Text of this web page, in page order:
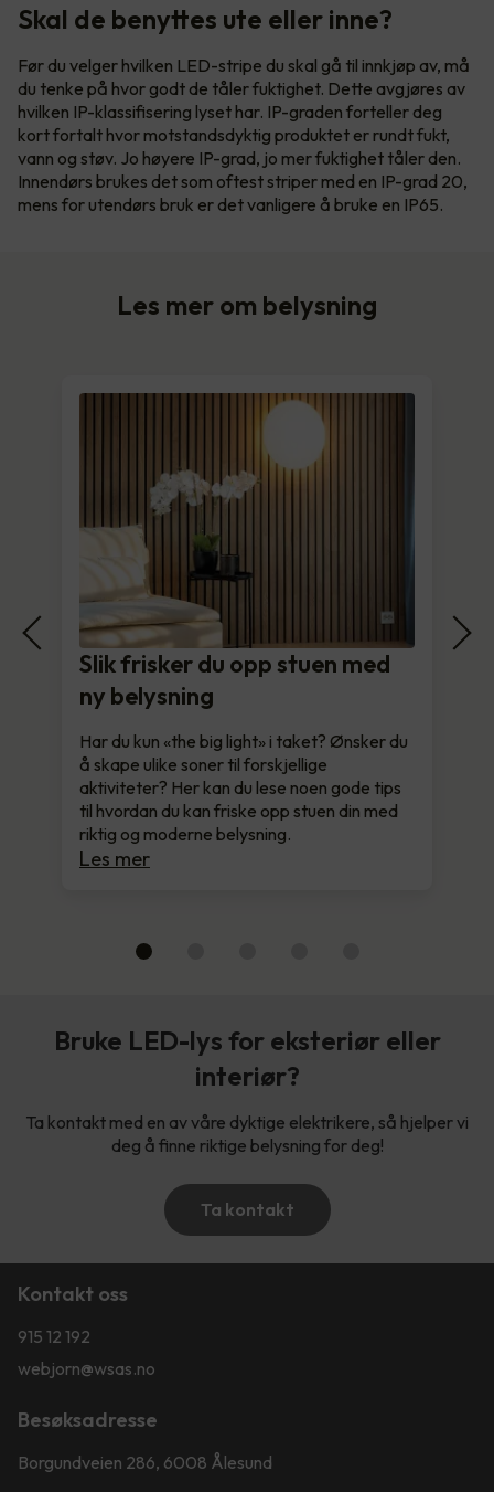
Skal de benyttes ute eller inne?
Før du velger hvilken LED-stripe du skal gå til innkjøp av, må
du tenke på hvor godt de tåler fuktighet. Dette avgjøres av
hvilken IP-klassifisering lyset har. IP-graden forteller deg
kort fortalt hvor motstandsdyktig produktet er rundt fukt,
vann og støv. Jo høyere IP-grad, jo mer fuktighet tåler den.
Innendørs brukes det som oftest striper med en IP-grad 20,
mens for utendørs bruk er det vanligere å bruke en IP65.
Les mer om belysning
Slik frisker du opp stuen med
ny belysning
Har du kun «the big light» i taket? Ønsker du
å skape ulike soner til forskjellige
aktiviteter? Her kan du lese noen gode tips
til hvordan du kan friske opp stuen din med
riktig og moderne belysning.
Les mer
Bruke LED-lys for eksteriør eller
interiør?
Ta kontakt med en av våre dyktige elektrikere, så hjelper vi
deg å finne riktige belysning for deg!
Ta kontakt
Kontakt oss
915 12 192
webjorn@wsas.no
Besøksadresse
Borgundveien 286, 6008 Ålesund